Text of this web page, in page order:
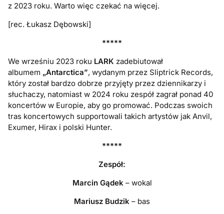
z 2023 roku. Warto więc czekać na więcej.
[rec. Łukasz Dębowski]
*****
We wrześniu 2023 roku LARK zadebiutował
albumem „Antarctica”, wydanym przez Sliptrick Records,
który został bardzo dobrze przyjęty przez dziennikarzy i
słuchaczy, natomiast w 2024 roku zespół zagrał ponad 40
koncertów w Europie, aby go promować. Podczas swoich
tras koncertowych supportowali takich artystów jak Anvil,
Exumer, Hirax i polski Hunter.
*****
Zespół:
Marcin Gądek – wokal
Mariusz Budzik – bas